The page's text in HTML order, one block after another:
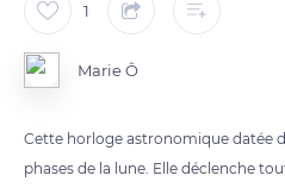
1
Marie Ô
Cette horloge astronomique datée
phases de la lune. Elle déclenche